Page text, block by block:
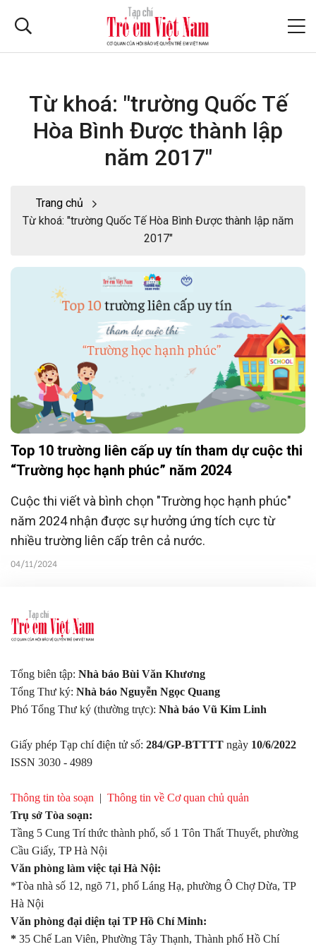
Từ khoá: "trường Quốc Tế
Hòa Bình Được thành lập
năm 2017"
Trang chủ
Từ khoá: "trường Quốc Tế Hòa Bình Được thành lập năm
2017"
Top 10 trường liên cấp uy tín tham dự cuộc thi
“Trường học hạnh phúc” năm 2024
Cuộc thi viết và bình chọn "Trường học hạnh phúc"
năm 2024 nhận được sự hưởng ứng tích cực từ
nhiều trường liên cấp trên cả nước.
04/11/2024
Tổng biên tập: Nhà báo Bùi Văn Khương
Tổng Thư ký: Nhà báo Nguyễn Ngọc Quang
Phó Tổng Thư ký (thường trực): Nhà báo Vũ Kim Linh
Giấy phép Tạp chí điện tử số: 284/GP-BTTTT ngày 10/6/2022
ISSN 3030 - 4989
Thông tin tòa soạn | Thông tin về Cơ quan chủ quản
Trụ sở Tòa soạn:
Tầng 5 Cung Trí thức thành phố, số 1 Tôn Thất Thuyết, phường
Cầu Giấy, TP Hà Nội
Văn phòng làm việc tại Hà Nội:
*Tòa nhà số 12, ngõ 71, phố Láng Hạ, phường Ô Chợ Dừa, TP
Hà Nội
Văn phòng đại diện tại TP Hồ Chí Minh:
* 35 Chế Lan Viên, Phường Tây Thạnh, Thành phố Hồ Chí